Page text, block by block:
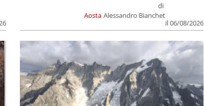
Aosta
di
Alessandro Bianchet
il 06/08/2026